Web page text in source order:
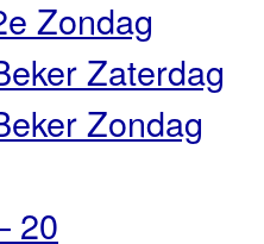
Zondag
Zaterdag
Zondag
20